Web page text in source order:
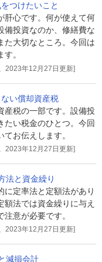
つけたいこと
肝心です。何が使えて何
備投資なのか、修繕費な
た大切なところ。今回は
。
2023年12月27日更新]
い償却資産税
産税の一部です。設備投
たい税金のひとつ。今回
お伝えします。
2023年12月27日更新]
と資金繰り
に定率法と定額法があり
額法では資金繰りに与え
意が必要です。
2023年12月27日更新]
減損会計